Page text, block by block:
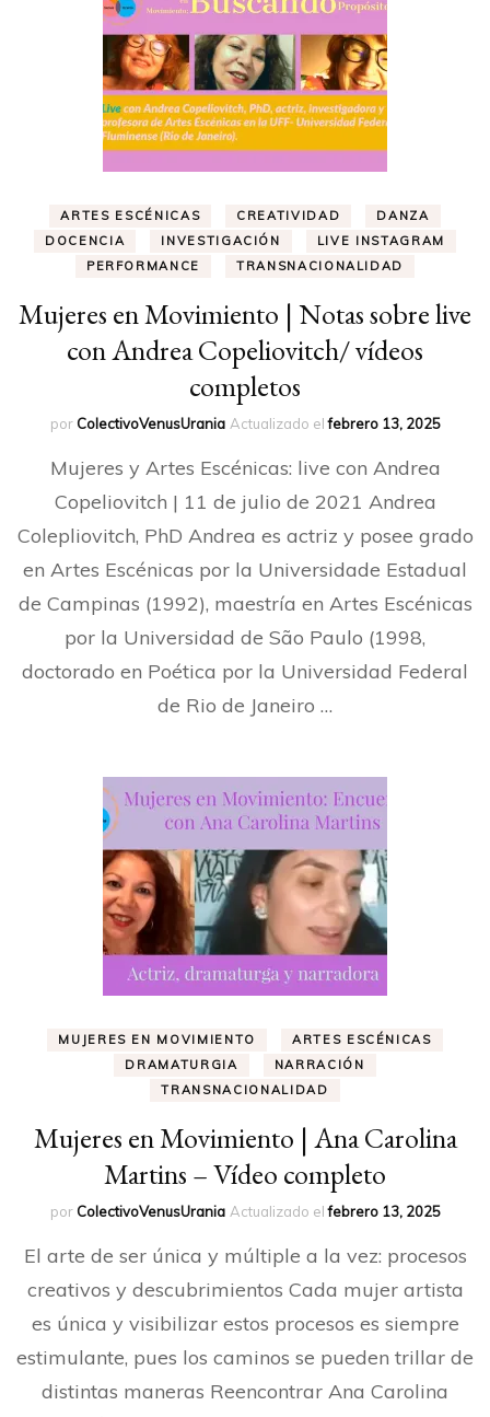
ARTES ESCÉNICAS CREATIVIDAD
DANZA
DOCENCIA
INVESTIGACIÓN
LIVE INSTAGRAM
PERFORMANCE
TRANSNACIONALIDAD
Mujeres en Movimiento | Notas sobre live
con Andrea Copeliovitch/ vídeos
completos
porColectivoVenusUrania Actualizado elfebrero 13, 2025
Mujeres y Artes Escénicas: live con Andrea
Copeliovitch | 11 de julio de 2021 Andrea
Colepliovitch, PhD Andrea es actriz y posee grado
en Artes Escénicas por la Universidade Estadual
de Campinas (1992), maestría en Artes Escénicas
por la Universidad de São Paulo (1998,
doctorado en Poética por la Universidad Federal
de Rio de Janeiro …
MUJERES EN MOVIMIENTO
ARTES ESCÉNICAS
DRAMATURGIA
NARRACIÓN
TRANSNACIONALIDAD
Mujeres en Movimiento | Ana Carolina
Martins – Vídeo completo
porColectivoVenusUrania Actualizado elfebrero 13, 2025
El arte de ser única y múltiple a la vez: procesos
creativos y descubrimientos Cada mujer artista
es única y visibilizar estos procesos es siempre
estimulante, pues los caminos se pueden trillar de
distintas maneras Reencontrar Ana Carolina